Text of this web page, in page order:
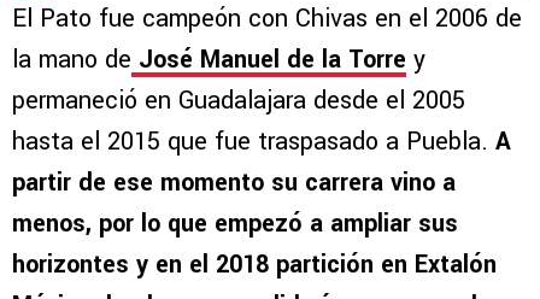
El Pato fue campeón con Chivas en el 2006 de
la mano de José Manuel de la Torre y
permaneció en Guadalajara desde el 2005
hasta el 2015 que fue traspasado a Puebla. A
partir de ese momento su carrera vino a
menos, por lo que empezó a ampliar sus
horizontes y en el 2018 partición en Extalón